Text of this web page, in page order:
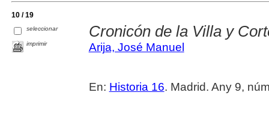
10 / 19
seleccionar
imprimir
Cronicón de la Villa y
Arija, José Manuel
En: Historia 16. Madrid. Any 9,